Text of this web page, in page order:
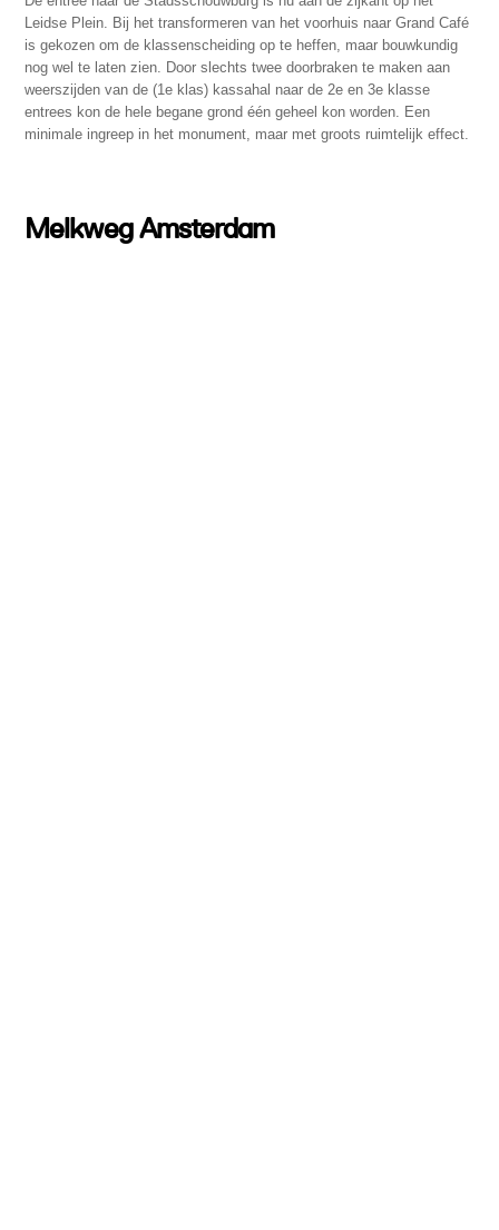
Leidse Plein. Bij het transformeren van het voorhuis naar Grand Café
is gekozen om de klassenscheiding op te heffen, maar bouwkundig
nog wel te laten zien. Door slechts twee doorbraken te maken aan
weerszijden van de (1e klas) kassahal naar de 2e en 3e klasse
entrees kon de hele begane grond één geheel kon worden. Een
minimale ingreep in het monument, maar met groots ruimtelijk effect.
Melkweg Amsterdam